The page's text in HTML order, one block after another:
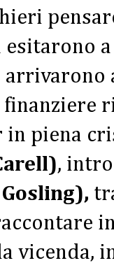
arrivarono
in piena
,
vicenda,